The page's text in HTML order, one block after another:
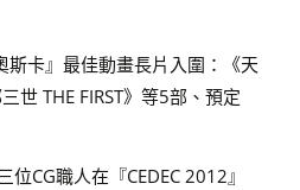
卡』最佳動畫長片入圍：《天
世 THE FIRST》等5部、預定
CG職人在『CEDEC 2012』